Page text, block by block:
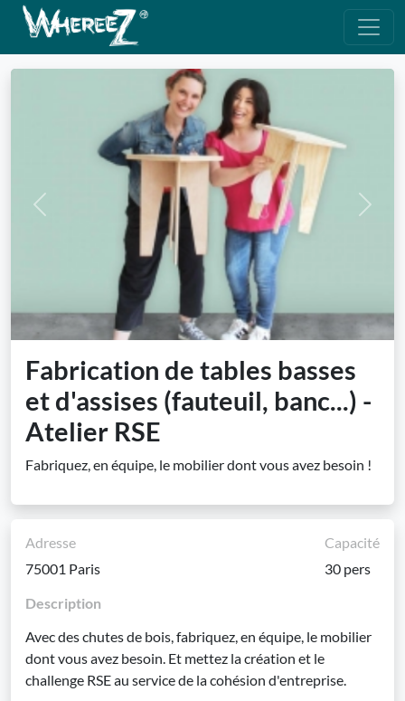
Previous Next
Fabrication de tables basses
et d'assises (fauteuil, banc...) -
Atelier RSE
Fabriquez, en équipe, le mobilier dont vous avez besoin !
Adresse
75001 Paris
Capacité
30 pers
Description
Avec des chutes de bois, fabriquez, en équipe, le mobilier
dont vous avez besoin. Et mettez la création et le
challenge RSE au service de la cohésion d'entreprise.